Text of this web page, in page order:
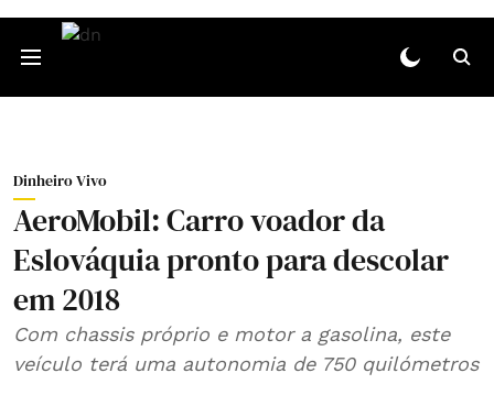
Dinheiro Vivo
AeroMobil: Carro voador da
Eslováquia pronto para descolar
em 2018
Com chassis próprio e motor a gasolina, este
veículo terá uma autonomia de 750 quilómetros